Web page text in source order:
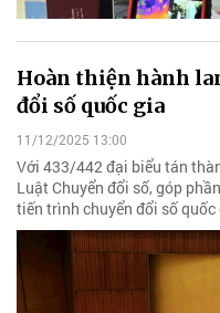
Hoàn thiện hành
đổi số quốc gia
11/12/2025 13:00
Với 433/442 đại biểu tán
Luật Chuyển đổi số, góp
tiến trình chuyển đổi số quốc